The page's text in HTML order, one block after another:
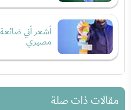
أشعر أني
مصيري
مقالات ذات صلة